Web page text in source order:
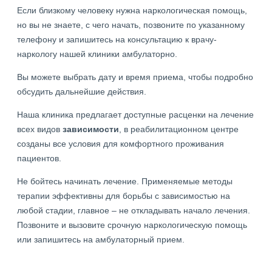
Если близкому человеку нужна наркологическая помощь,
но вы не знаете, с чего начать, позвоните по указанному
телефону и запишитесь на консультацию к врачу-
наркологу нашей клиники амбулаторно.
Вы можете выбрать дату и время приема, чтобы подробно
обсудить дальнейшие действия.
Наша клиника предлагает доступные расценки на лечение
всех видов зависимости , в реабилитационном центре
созданы все условия для комфортного проживания
пациентов.
Не бойтесь начинать лечение. Применяемые методы
терапии эффективны для борьбы с зависимостью на
любой стадии, главное – не откладывать начало лечения.
Позвоните и вызовите срочную наркологическую помощь
или запишитесь на амбулаторный прием.